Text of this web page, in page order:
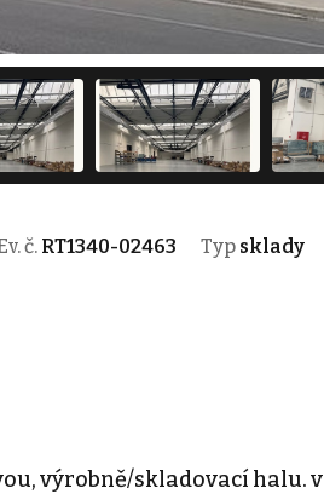
č. RT1340-02463 Typ sklady
výrobně/skladovací halu.